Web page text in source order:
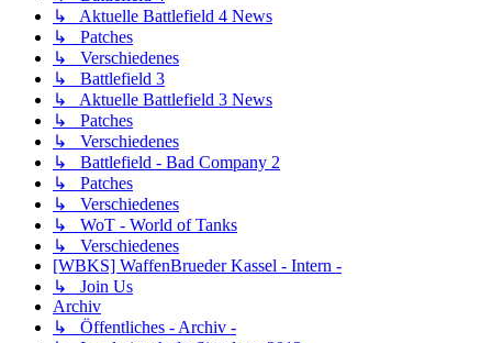
↳ Aktuelle Battlefield 4 News
↳ Patches
↳ Verschiedenes
↳ Battlefield 3
↳ Aktuelle Battlefield 3 News
↳ Patches
↳ Verschiedenes
↳ Battlefield - Bad Company 2
↳ Patches
↳ Verschiedenes
↳ WoT - World of Tanks
↳ Verschiedenes
[WBKS] WaffenBrueder Kassel - Intern -
↳ Join Us
Archiv
↳ Öffentliches - Archiv -